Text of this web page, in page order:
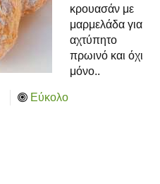
κρουασάν με
μαρμελάδα για
αχτύπητο
πρωινό και όχι
μόνο..
Εύκολο